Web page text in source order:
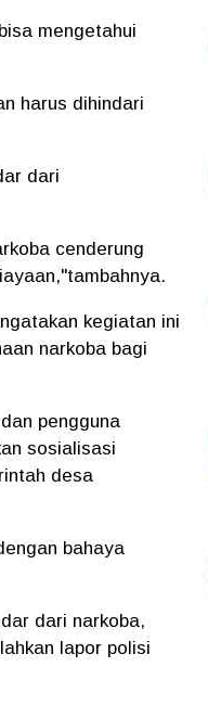
mengetahui
harus dihindari
dari
cenderung
kegiatan ini
narkoba bagi
pengguna
sosialisasi
desa
bahaya
dari narkoba,
lapor polisi